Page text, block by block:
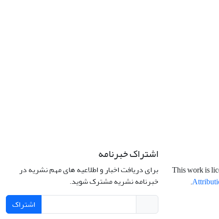
This work is
.
اشتراک خبرنامه
برای دریافت اخبار و اطلاعیه های مهم نشریه در
خبرنامه نشریه مشترک شوید.
اشتراک